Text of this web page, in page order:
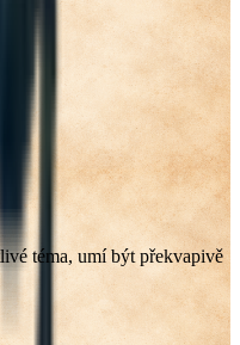
téma, umí být překvapivě